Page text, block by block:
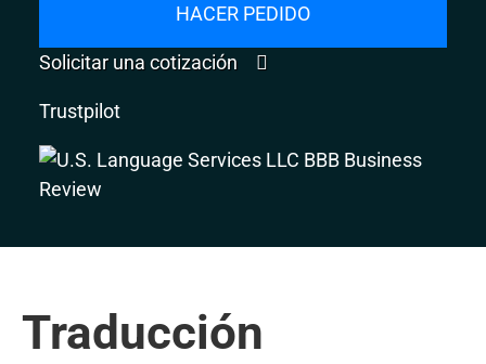
HACER PEDIDO
Solicitar una cotización
Trustpilot
Traducción